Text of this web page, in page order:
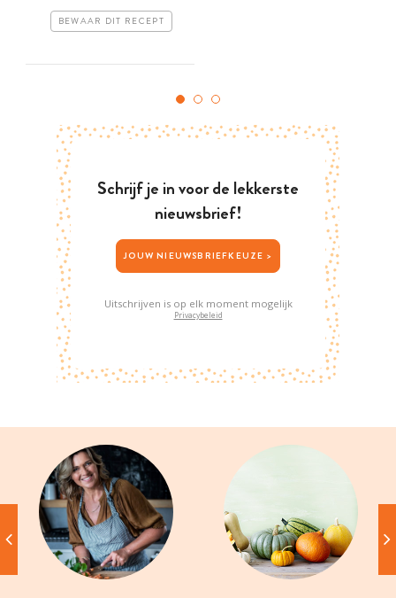
BEWAAR DIT RECEPT
Schrijf je in voor de lekkerste
nieuwsbrief!
JOUW NIEUWSBRIEFKEUZE >
Uitschrijven is op elk moment mogelijk
Privacybeleid